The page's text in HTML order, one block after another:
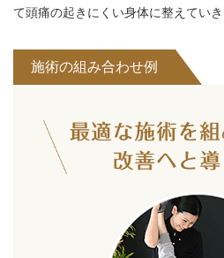
て頭痛の起きにくい身体に整えていき
施術の組み合わせ例